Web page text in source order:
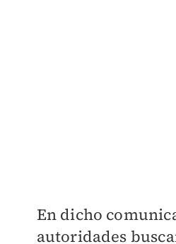
En dicho
autoridades